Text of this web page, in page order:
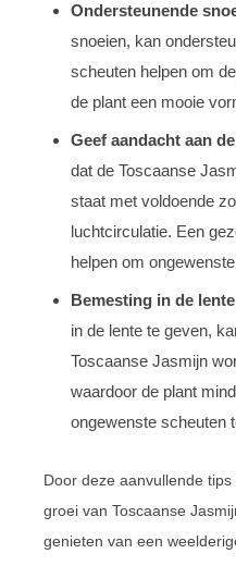
Ondersteunende
snoeien, kan
scheuten helpen om
de plant een mooie
Geef aandacht aan
dat de Toscaanse
staat met voldoende
luchtcirculatie. Een
helpen om
Bemesting in de
in de lente te geven,
Toscaanse Jasmijn
waardoor de plant
ongewenste scheuten
Door deze aanvullende
groei van Toscaanse
genieten van een